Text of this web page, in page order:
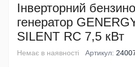
Інверторний
генератор
SILENT RC 7,5 кВт
Немає в наявності Артикул: